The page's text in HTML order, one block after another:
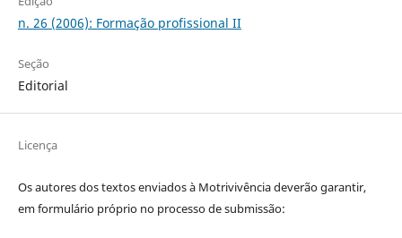
n. 26 (2006): Formação profissional II
Seção
Editorial
Licença
Os autores dos textos enviados à Motrivivência deverão garantir,
em formulário próprio no processo de submissão: